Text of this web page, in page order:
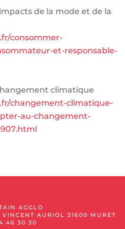
de la mode et de la
consommer-
et-responsable-
climatique
changement-climatique-
au-changement-
AGGLO
AURIOL 31600 MURET
46 30 30